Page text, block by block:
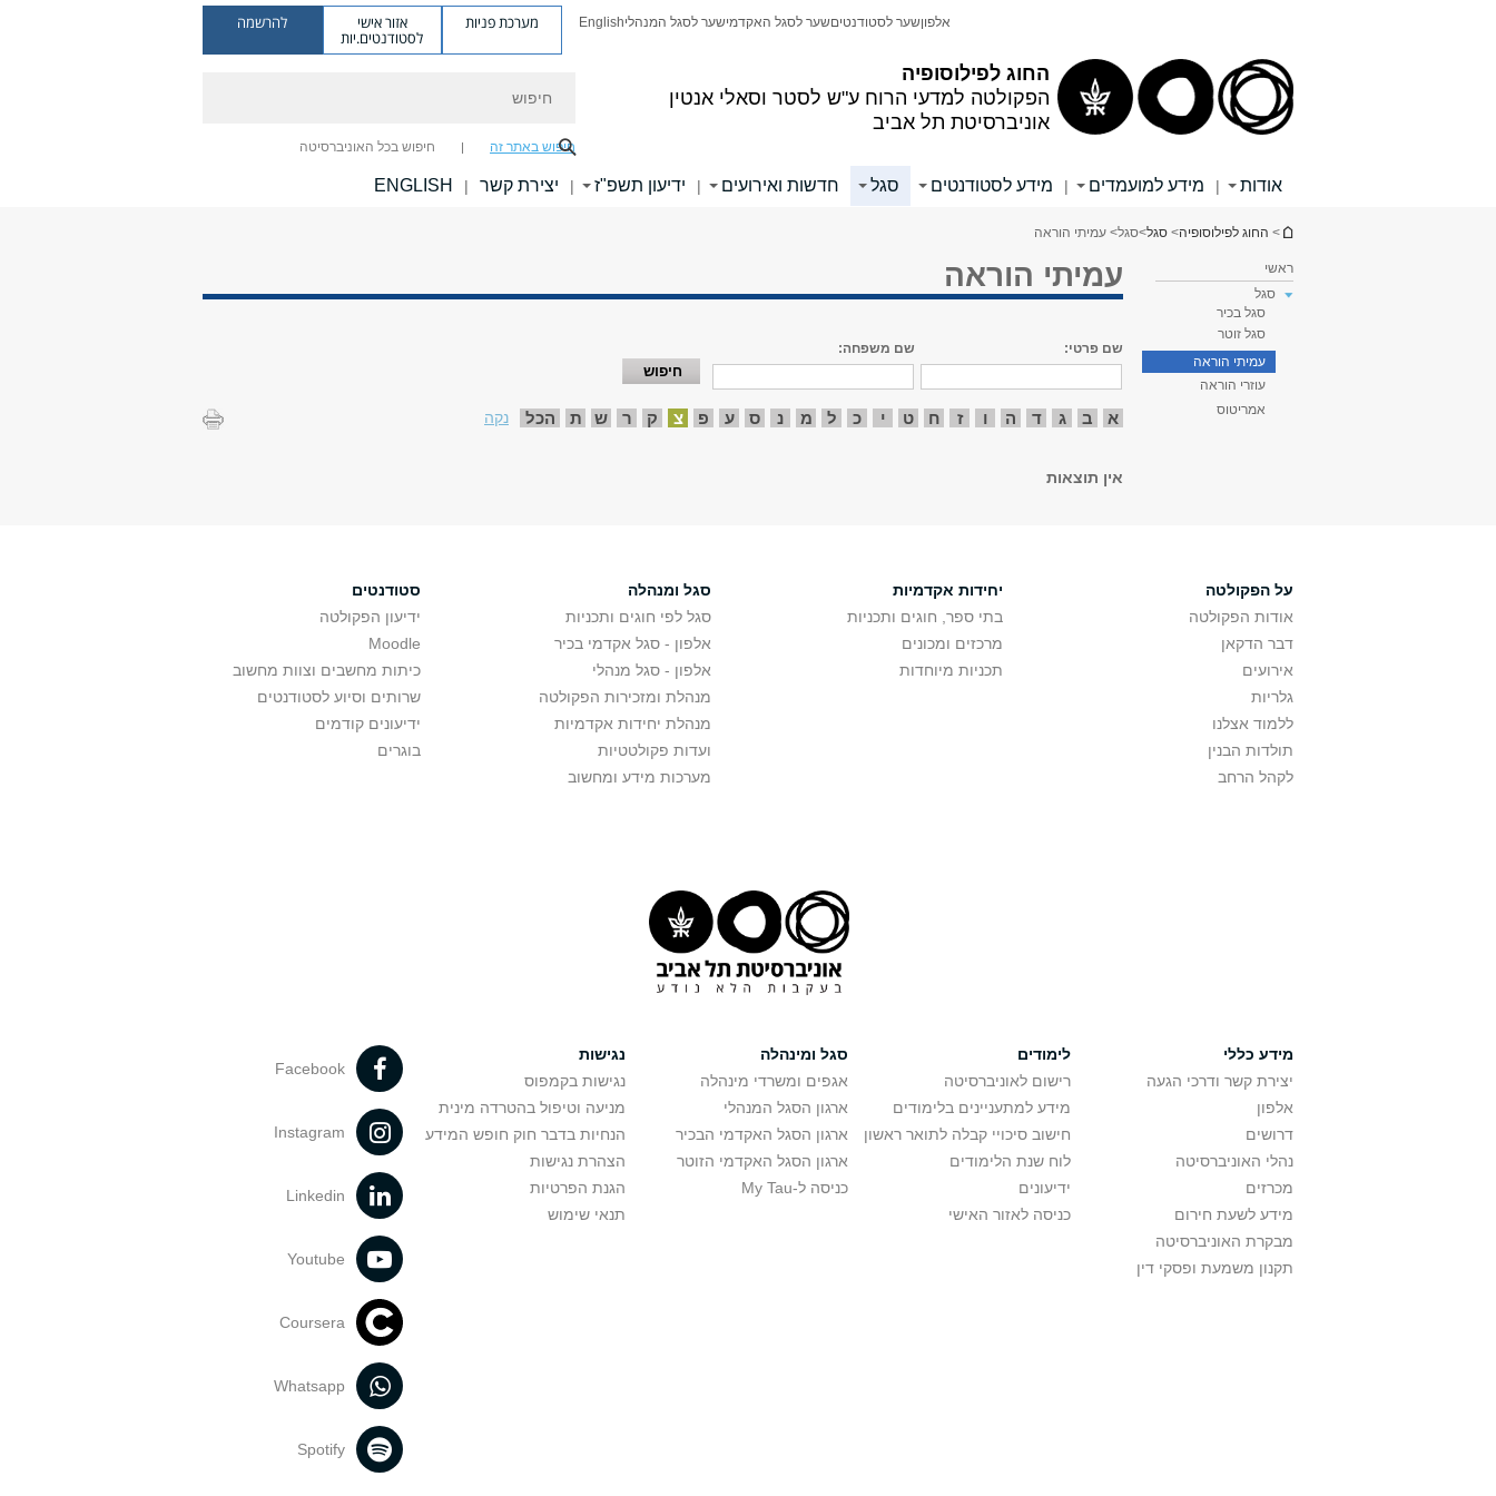
החוג לפילוסופיה
הפקולטה למדעי הרוח ע"ש לסטר וסאלי אנטין
אוניברסיטת תל אביב
אלפוןשער לסטודנטיםשער לסגל האקדמישער לסגל המנהליEnglish מערכת פניות אזור אישי
לסטודנטים.יות
להרשמה
חיפוש באתר זה חיפוש בכל האוניברסיטה
אודות | מידע למועמדים | מידע לסטודנטים סגל חדשות ואירועים | ידיעון תשפ"ז | יצירת קשר |
ENGLISH
הינך נמצא כאן
> החוג לפילוסופיה> סגל>סגל> עמיתי הוראה
ראשי
סגל
סגל בכיר
סגל זוטר
עמיתי הוראה
עוזרי הוראה
אמריטוס
עמיתי הוראה
שם פרטי: שם משפחה:
א ב ג ד ה ו ז ח ט י כ ל מ נ ס ע פ צ ק ר ש ת הכל נקה
אין תוצאות
על הפקולטה
אודות הפקולטה
דבר הדקאן
אירועים
גלריות
ללמוד אצלנו
תולדות הבנין
לקהל הרחב
יחידות אקדמיות
בתי ספר, חוגים ותכניות
מרכזים ומכונים
תכניות מיוחדות
סגל ומנהלה
סגל לפי חוגים ותכניות
אלפון - סגל אקדמי בכיר
אלפון - סגל מנהלי
מנהלת ומזכירות הפקולטה
מנהלת יחידות אקדמיות
ועדות פקולטטיות
מערכות מידע ומחשוב
סטודנטים
ידיעון הפקולטה
Moodle
כיתות מחשבים וצוות מחשוב
שרותים וסיוע לסטודנטים
ידיעונים קודמים
בוגרים
מידע כללי
יצירת קשר ודרכי הגעה
אלפון
דרושים
נהלי האוניברסיטה
מכרזים
מידע לשעת חירום
מבקרת האוניברסיטה
תקנון משמעת ופסקי דין
לימודים
רישום לאוניברסיטה
מידע למתעניינים בלימודים
חישוב סיכויי קבלה לתואר ראשון
לוח שנת הלימודים
ידיעונים
כניסה לאזור האישי
סגל ומינהלה
אגפים ומשרדי מינהלה
ארגון הסגל המנהלי
ארגון הסגל האקדמי הבכיר
ארגון הסגל האקדמי הזוטר
כניסה ל-My Tau
נגישות
נגישות בקמפוס
מניעה וטיפול בהטרדה מינית
הנחיות בדבר חוק חופש המידע
הצהרת נגישות
הגנת הפרטיות
תנאי שימוש
Facebook
Instagram
Linkedin
Youtube
Coursera
Whatsapp
Spotify